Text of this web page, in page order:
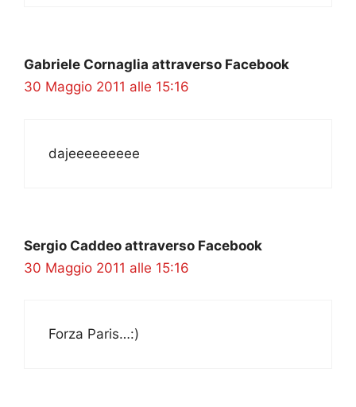
Gabriele Cornaglia attraverso Facebook
30 Maggio 2011 alle 15:16
dajeeeeeeeee
Sergio Caddeo attraverso Facebook
30 Maggio 2011 alle 15:16
Forza Paris…:)